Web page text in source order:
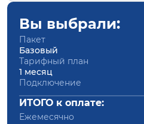
Вы выбрали:
Пакет
Базовый
Тарифный план
1 месяц
Подключение
ИТОГО к оплате:
Ежемесячно